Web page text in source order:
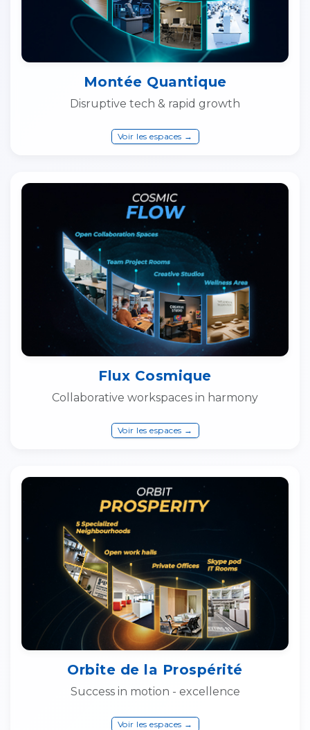
Montée Quantique
Disruptive tech & rapid growth
Voir les espaces →
Flux Cosmique
Collaborative workspaces in harmony
Voir les espaces →
Orbite de la Prospérité
Success in motion - excellence
Voir les espaces →